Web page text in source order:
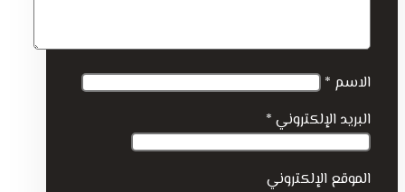
الاسم *
البريد الإلكتروني *
الموقع الإلكتروني